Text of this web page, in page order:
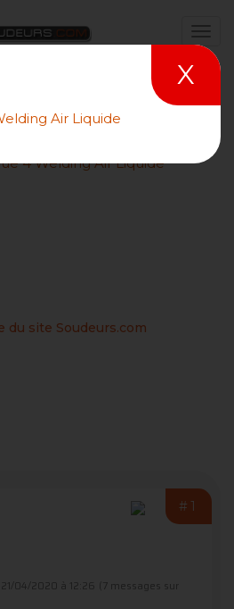
du site Soudeurs.com
#1
04/2020 à 12:26
(7 messages sur
X